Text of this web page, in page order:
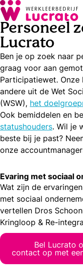
Personeel
Lucrato
Ben je op zoek naar
graag voor aan
Participatiewet.
andere uit de Wet
(WSW), het
Ook bemiddelen en
statushouders. Wil je
beste bij je past?
onze
Evaring met sociaal
Wat zijn de
met sociaal
vertellen Dros
Kringloop & Re-
Bel Lucrato
contact op met